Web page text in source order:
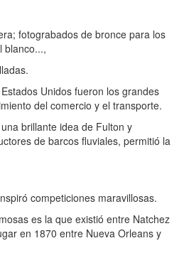
fotograbados de bronce para los
blanco...,
Unidos fueron los grandes
del comercio y el transporte.
brillante idea de Fulton y
de barcos fluviales, permitió la
competiciones maravillosas.
es la que existió entre Natchez
en 1870 entre Nueva Orleans y